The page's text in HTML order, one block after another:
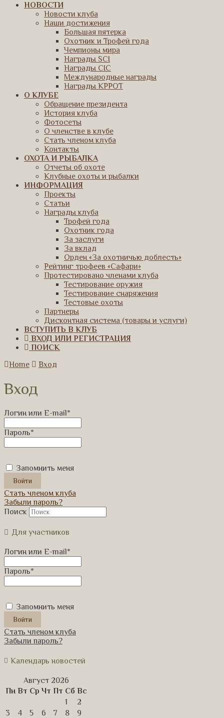
НОВОСТИ
Новости клуба
Наши достижения
Большая пятерка
Охотник и Трофей года
Чемпионы мира
Награды SCI
Награды CIC
Международные награды
Награды КРРОТ
О КЛУБЕ
Обращение президента
История клуба
Фотосеты
О членстве в клубе
Стать членом клуба
Контакты
ОХОТА И РЫБАЛКА
Отчеты об охоте
Клубные охоты и рыбалки
ИНФОРМАЦИЯ
Проекты
Статьи
Награды клуба
Трофей года
Охотник года
За заслуги
За вклад
Орден «За охотничью доблесть»
Рейтинг трофеев «Сафари»
Протестировано членами клуба
Тестирование оружия
Тестирование снаряжения
Тестовые охоты
Партнеры
Дисконтная система (товары и услуги)
ВСТУПИТЬ В КЛУБ
ВХОД ИЛИ РЕГИСТРАЦИЯ
ПОИСК
Home
Вход
Вход
Логин или E-mail*
Пароль*
Запомнить меня
Стать членом клуба
Забыли пароль?
Поиск
Для участников
Логин или E-mail*
Пароль*
Запомнить меня
Стать членом клуба
Забыли пароль?
Календарь новостей
Август 2026
Пн Вт Ср Чт Пт Сб Вс
1
2
3
4 5 6 7 8 9